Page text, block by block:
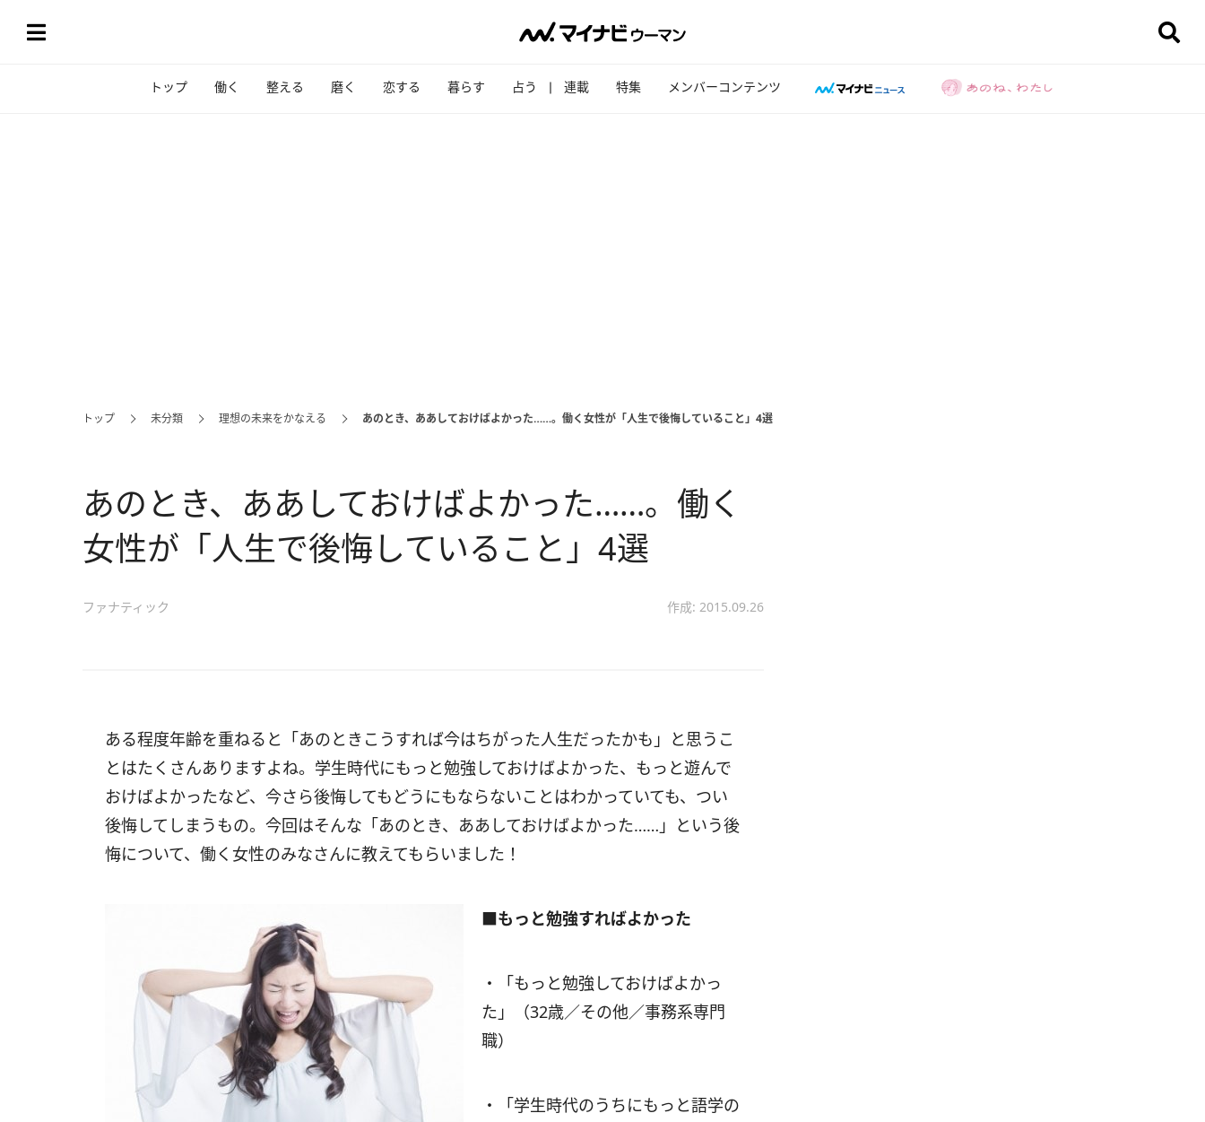
トップ 働く 整える 磨く 恋する 暮らす 占う 連載 特集 メンバーコンテンツ
トップ 未分類 理想の未来をかなえる あのとき、ああしておけばよかった……。働く女性が「人生で後悔していること」4選
あのとき、ああしておけばよかった……。働く
女性が「人生で後悔していること」4選
ファナティック 作成: 2015.09.26
ある程度年齢を重ねると「あのときこうすれば今はちがった人生だったかも」と思うこ
とはたくさんありますよね。学生時代にもっと勉強しておけばよかった、もっと遊んで
おけばよかったなど、今さら後悔してもどうにもならないことはわかっていても、つい
後悔してしまうもの。今回はそんな「あのとき、ああしておけばよかった……」という後
悔について、働く女性のみなさんに教えてもらいました！
■もっと勉強すればよかった
・「もっと勉強しておけばよかっ
た」（32歳／その他／事務系専門
職）
・「学生時代のうちにもっと語学の